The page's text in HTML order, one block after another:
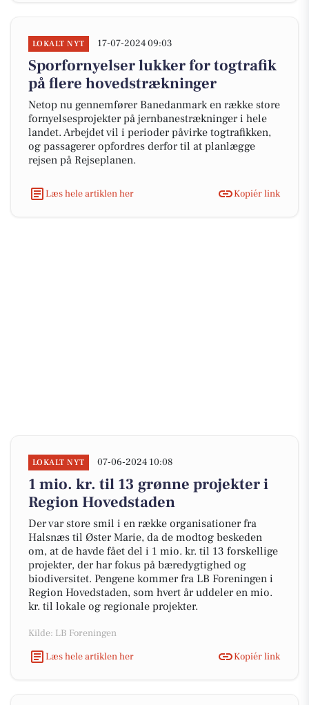
LOKALT NYT 17-07-2024 09:03
Sporfornyelser lukker for togtrafik
på flere hovedstrækninger
Netop nu gennemfører Banedanmark en række store
fornyelsesprojekter på jernbanestrækninger i hele
landet. Arbejdet vil i perioder påvirke togtrafikken,
og passagerer opfordres derfor til at planlægge
rejsen på Rejseplanen.
Læs hele artiklen her Kopiér link
LOKALT NYT 07-06-2024 10:08
1 mio. kr. til 13 grønne projekter i
Region Hovedstaden
Der var store smil i en række organisationer fra
Halsnæs til Øster Marie, da de modtog beskeden
om, at de havde fået del i 1 mio. kr. til 13 forskellige
projekter, der har fokus på bæredygtighed og
biodiversitet. Pengene kommer fra LB Foreningen i
Region Hovedstaden, som hvert år uddeler en mio.
kr. til lokale og regionale projekter.
Kilde: LB Foreningen
Læs hele artiklen her
Kopiér link